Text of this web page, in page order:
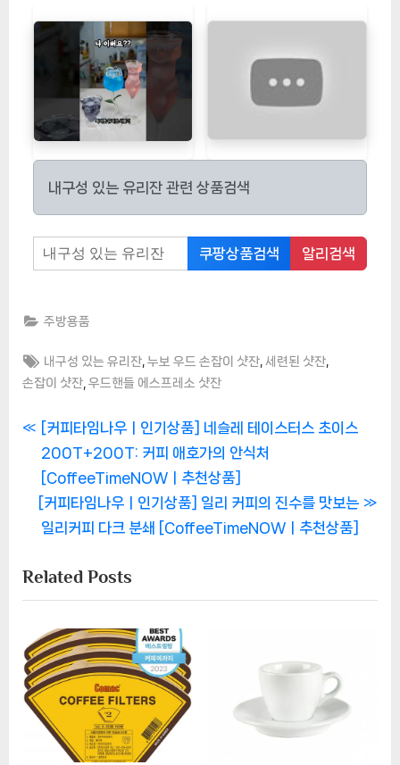
내구성 있는 유리잔 관련 상품검색
쿠팡상품검색 알리검색
주방용품
Tags:
내구성 있는 유리잔 ,누보 우드 손잡이 샷잔 세련된 샷잔
손잡이 샷잔 우드핸들 에스프레소 샷잔
글
탐
색
P
r
e
v
i
u
s
o
s
:
[커피타임나우ㅣ인기상품] 네슬레 테이스터스 초이스
200T+200T: 커피 애호가의 안식처
[CoffeeTimeNOWㅣ추천상품]
N
e
t
P
s
t
:
[커피타임나우ㅣ인기상품] 일리 커피의 진수를 맛보는
일리커피 다크 분쇄 [CoffeeTimeNOWㅣ추천상품]
Related Posts